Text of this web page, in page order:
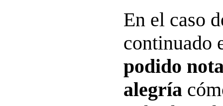
En el caso
continuado
podido
alegría